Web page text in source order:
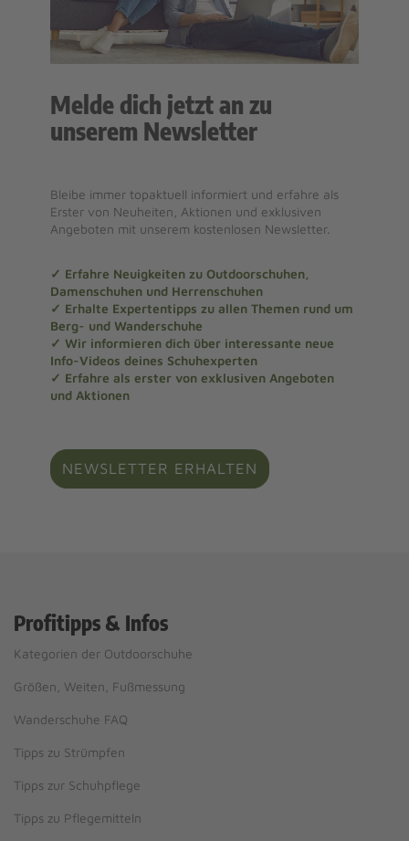
Melde dich jetzt an zu
unserem Newsletter
Bleibe immer topaktuell informiert und erfahre als
Erster von Neuheiten, Aktionen und exklusiven
Angeboten mit unserem kostenlosen Newsletter.
✓ Erfahre Neuigkeiten zu Outdoorschuhen,
Damenschuhen und Herrenschuhen
✓ Erhalte Expertentipps zu allen Themen rund um
Berg- und Wanderschuhe
✓ Wir informieren dich über interessante neue
Info-Videos deines Schuhexperten
✓ Erfahre als erster von exklusiven Angeboten
und Aktionen
NEWSLETTER ERHALTEN
Profitipps & Infos
Kategorien der Outdoorschuhe
Größen, Weiten, Fußmessung
Wanderschuhe FAQ
Tipps zu Strümpfen
Tipps zur Schuhpflege
Tipps zu Pflegemitteln